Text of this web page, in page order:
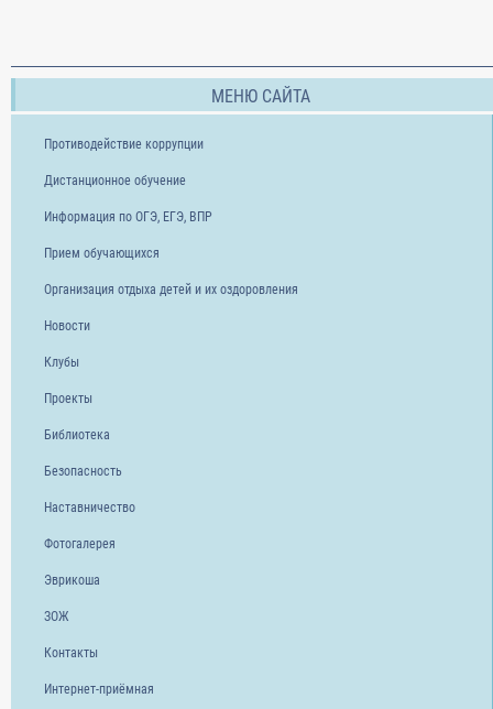
МЕНЮ САЙТА
Противодействие коррупции
Дистанционное обучение
Информация по ОГЭ, ЕГЭ, ВПР
Прием обучающихся
Организация отдыха детей и их оздоровления
Новости
Клубы
Проекты
Библиотека
Безопасность
Наставничество
Фотогалерея
Эврикоша
ЗОЖ
Контакты
Интернет-приёмная